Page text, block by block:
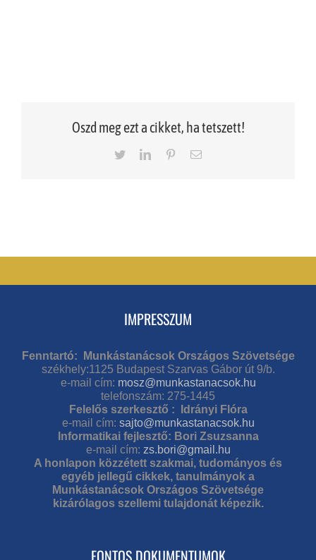
Oszd meg ezt a cikket, ha tetszett!
TwitterLinkedInPinterestEmail
IMPRESSZUM
Fenntartó: Munkástanácsok Országos Szövetsége
székhely:1125 Budapest Szarvas Gábor út 9/b.
e-mail cím: mosz@munkastanacsok.hu
telefonszám: 275-1445
Felelős szerkesztő : Idrányi Flóra
e-mail cím: sajto@munkastanacsok.hu
Informatikai fejlesztő: Bori Zsuzsanna
e-mail cím: zs.bori@gmail.hu
A honlapon közzétett szakmai, tudományos és
egyéb jellegű cikkek, tanulmányok a
Munkástanácsok Országos Szövetsége
kizárólagos szellemi tulajdonát képezik.
FONTOS DOKUMENTUMOK